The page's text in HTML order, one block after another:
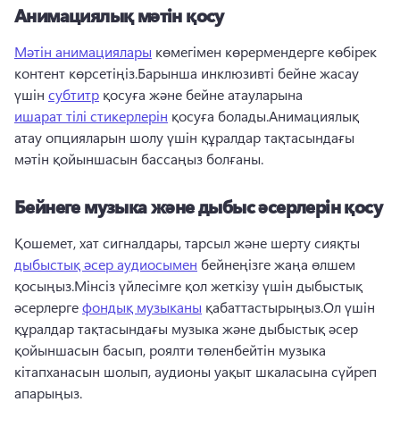
Анимациялық мәтін қосу
Мәтін анимациялары көмегімен көрермендерге көбірек
контент көрсетіңіз.Барынша инклюзивті бейне жасау
үшін субтитр қосуға және бейне атауларына
ишарат тілі стикерлерін қосуға болады.Анимациялық
атау опцияларын шолу үшін құралдар тақтасындағы
мәтін қойыншасын бассаңыз болғаны.
Бейнеге музыка және дыбыс әсерлерін қосу
Қошемет, хат сигналдары, тарсыл және шерту сияқты
дыбыстық әсер аудиосымен бейнеңізге жаңа өлшем
қосыңыз.Мінсіз үйлесімге қол жеткізу үшін дыбыстық
әсерлерге фондық музыканы қабаттастырыңыз.Ол үшін
құралдар тақтасындағы музыка және дыбыстық әсер
қойыншасын басып, роялти төленбейтін музыка
кітапханасын шолып, аудионы уақыт шкаласына сүйреп
апарыңыз.